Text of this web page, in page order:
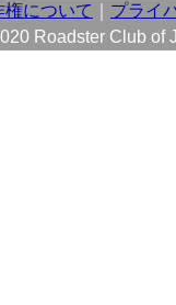
権について
プライ
Roadster Club of